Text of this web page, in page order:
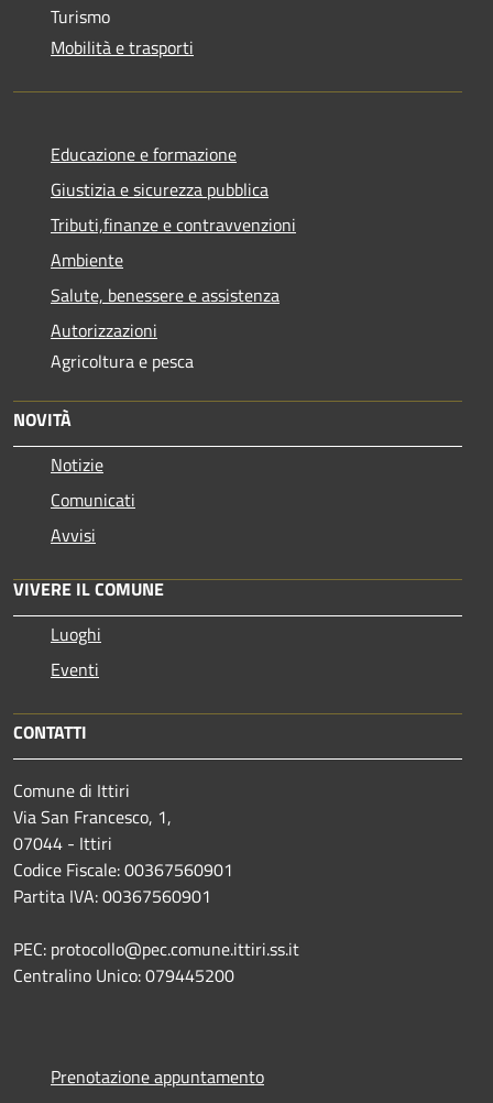
Turismo
Mobilità e trasporti
Educazione e formazione
Giustizia e sicurezza pubblica
Tributi,finanze e contravvenzioni
Ambiente
Salute, benessere e assistenza
Autorizzazioni
Agricoltura e pesca
NOVITÀ
Notizie
Comunicati
Avvisi
VIVERE IL COMUNE
Luoghi
Eventi
CONTATTI
Comune di Ittiri
Via San Francesco, 1,
07044 - Ittiri
Codice Fiscale: 00367560901
Partita IVA: 00367560901
PEC: protocollo@pec.comune.ittiri.ss.it
Centralino Unico: 079445200
Prenotazione appuntamento